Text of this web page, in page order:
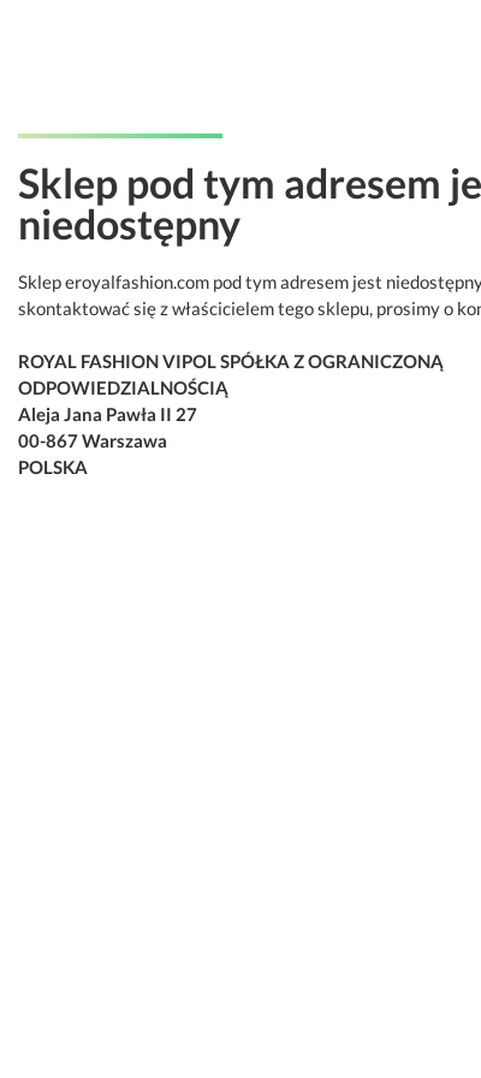
Sklep pod tym adresem
niedostępny
Sklep eroyalfashion.com pod tym adresem jest
skontaktować się z właścicielem tego sklepu, prosimy o
ROYAL FASHION VIPOL SPÓŁKA Z OGRANICZONĄ
ODPOWIEDZIALNOŚCIĄ
Aleja Jana Pawła II 27
00-867 Warszawa
POLSKA